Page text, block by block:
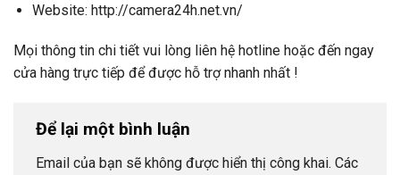
Website: http://camera24h.net.vn/
Mọi thông tin chi tiết vui lòng liên hệ hotline hoặc đến ngay
cửa hàng trực tiếp để được hỗ trợ nhanh nhất !
Để lại một bình luận
Email của bạn sẽ không được hiển thị công khai. Các